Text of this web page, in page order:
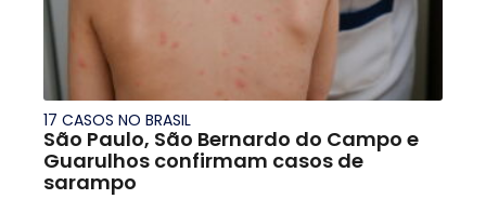
17 CASOS NO BRASIL
São Paulo, São Bernardo do Campo e
Guarulhos confirmam casos de
sarampo